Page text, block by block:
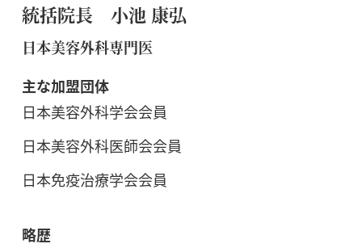
統括院長 小池 康弘
日本美容外科専門医
主な加盟団体
日本美容外科学会会員
日本美容外科医師会会員
日本免疫治療学会会員
略歴